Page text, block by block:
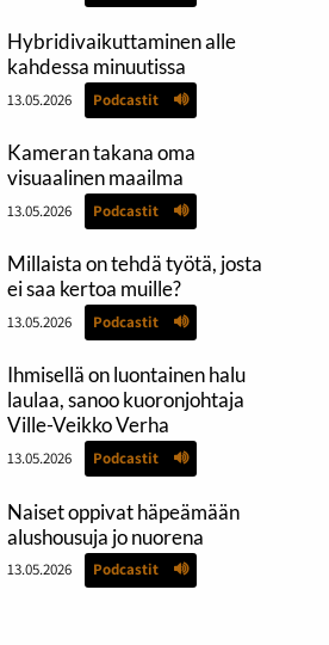
Hybridivaikuttaminen alle
kahdessa minuutissa
13.05.2026 Podcastit
Kameran takana oma
visuaalinen maailma
13.05.2026 Podcastit
Millaista on tehdä työtä, josta
ei saa kertoa muille?
13.05.2026 Podcastit
Ihmisellä on luontainen halu
laulaa, sanoo kuoronjohtaja
Ville-Veikko Verha
13.05.2026 Podcastit
Naiset oppivat häpeämään
alushousuja jo nuorena
13.05.2026 Podcastit